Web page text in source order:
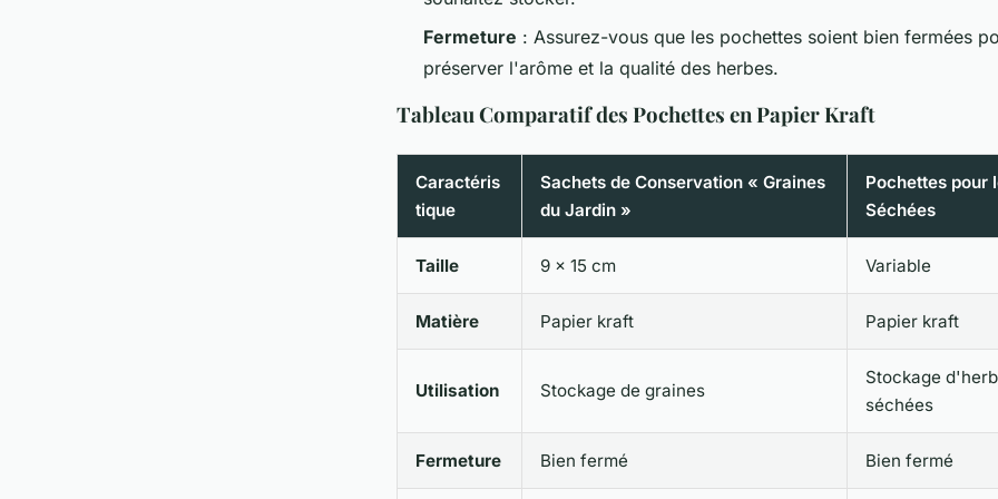
Fermeture : Assurez-vous que les pochettes soient bien fermées
préserver l'arôme et la qualité des herbes.
Tableau Comparatif des Pochettes en Papier Kraft
Caractéris
tique
Sachets de Conservation « Graines
du Jardin »
Pochettes pour
Séchées
Taille 9 x 15 cm Variable
Matière Papier kraft Papier kraft
Utilisation Stockage de graines
Stockage
séchées
Fermeture Bien fermé Bien fermé